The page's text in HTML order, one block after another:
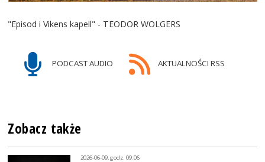
"Episod i Vikens kapell" - TEODOR WOLGERS
PODCAST AUDIO AKTUALNOŚCI RSS
Zobacz także
2026-06-09, godz. 09:06